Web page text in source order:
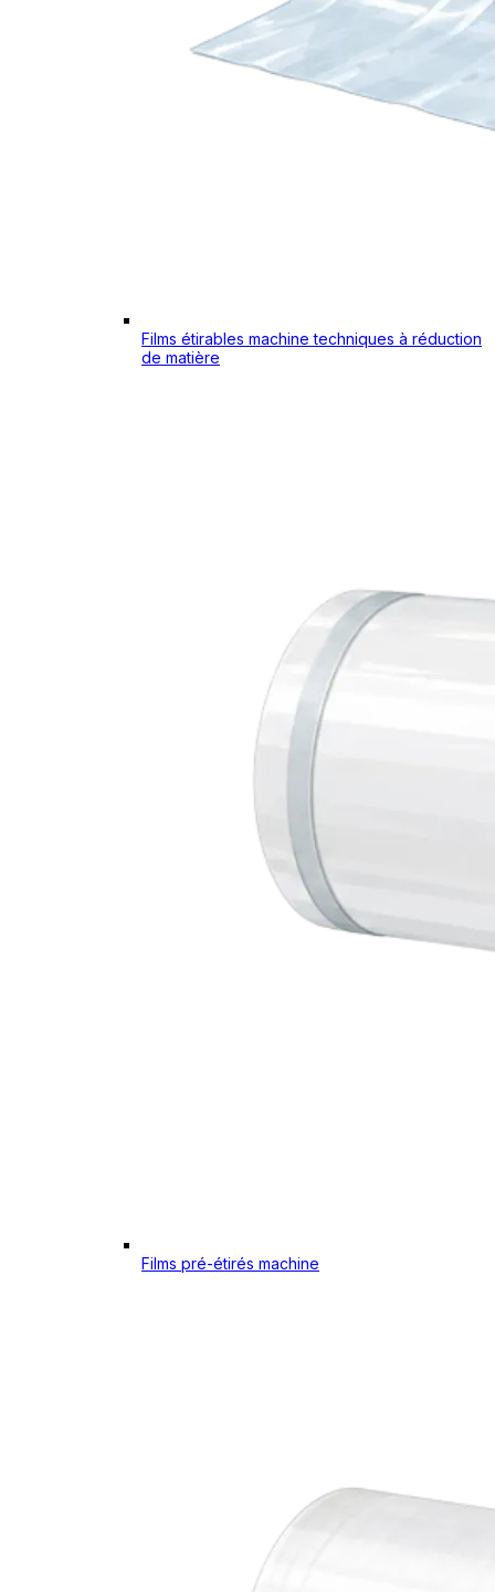
Films étirables machine techniques à réduction
de matière
Films pré-étirés machine